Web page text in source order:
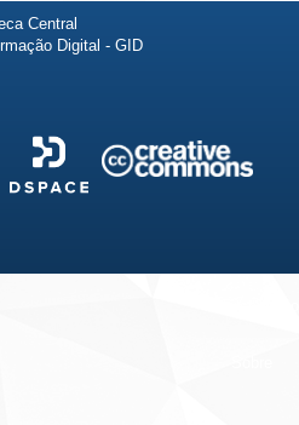
Central
Digital - GID